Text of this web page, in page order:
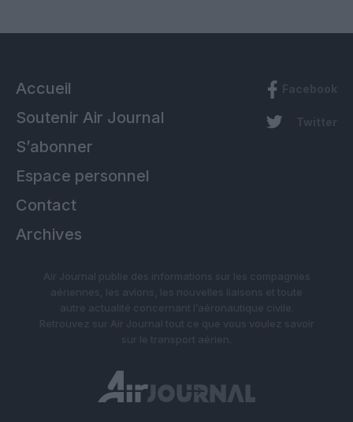
Accueil
Soutenir Air Journal
S’abonner
Espace personnel
Contact
Archives